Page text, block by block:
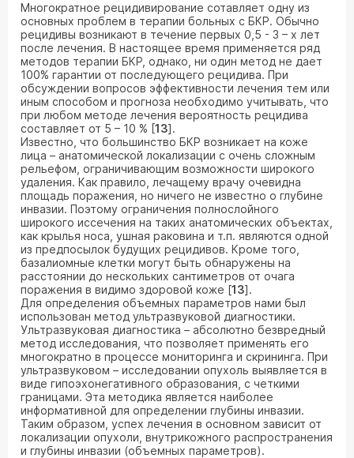
Многократное рецидивирование сотавляет одну из
основных проблем в терапии больных с БКР. Обычно
рецидивы возникают в течение первых 0,5 - 3 – х лет
после лечения. В настоящее время применяется ряд
методов терапии БКР, однако, ни один метод не дает
100% гарантии от последующего рецидива. При
обсуждении вопросов эффективности лечения тем или
иным способом и прогноза необходимо учитывать, что
при любом методе лечения вероятность рецидива
составляет от 5 – 10 % [13].
Известно, что большинство БКР возникает на коже
лица – анатомической локализации с очень сложным
рельефом, ограничивающим возможности широкого
удаления. Как правило, лечащему врачу очевидна
площадь поражения, но ничего не известно о глубине
инвазии. Поэтому ограничения полнослойного
широкого иссечения на таких анатомических объектах,
как крылья носа, ушная раковина и т.п. являются одной
из предпосылок будущих рецидивов. Кроме того,
базалиомные клетки могут быть обнаружены на
расстоянии до нескольких сантиметров от очага
поражения в видимо здоровой коже [13].
Для определения объемных параметров нами был
использован метод ультразвуковой диагностики.
Ультразвуковая диагностика – абсолютно безвредный
метод исследования, что позволяет применять его
многократно в процессе мониторинга и скрининга. При
ультразвуковом – исследовании опухоль выявляется в
виде гипоэхонегативного образования, с четкими
границами. Эта методика является наиболее
информативной для определении глубины инвазии.
Таким образом, успех лечения в основном зависит от
локализации опухоли, внутрикожного распространения
и глубины инвазии (объемных параметров).